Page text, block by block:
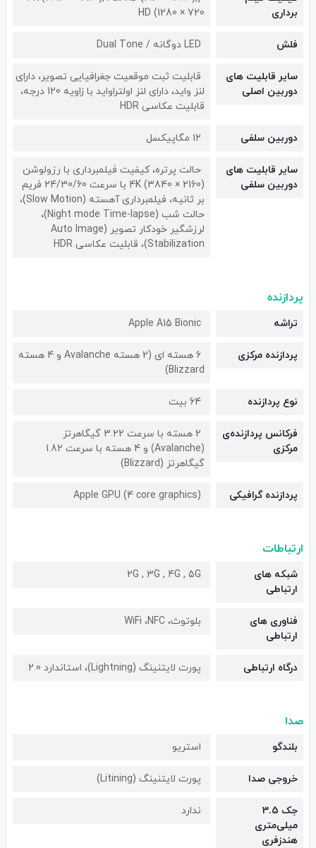
برداری
HD (1280 × 720
فلش LED دوگانه / Dual Tone
سایر قابلیت های
دوربین اصلی
قابلیت ثبت موقعیت جغرافیایی تصویر، دارای
لنز واید، دارای لنز اولتراواید با زاویه 120 درجه،
قابلیت عکاسی HDR
دوربین سلفی ۱۲ مگاپیکسل
سایر قابلیت های
دوربین سلفی
حالت پرتره، کیفیت فیلمبرداری با رزولوشن
(2160 × 3840) 4K با سرعت 24/30/60 فریم
بر ثانیه، فیلمبرداری آهسته (Slow Motion)،
حالت شب (Night mode Time-lapse)،
لرزشگیر خودکار تصویر (Auto Image
Stabilization)، قابلیت عکاسی HDR
پردازنده
تراشه Apple A15 Bionic
پردازنده مرکزی
6 هسته ای (2 هسته Avalanche و 4 هسته
Blizzard)
نوع پردازنده 64 بیت
فرکانس پردازنده‌ی
مرکزی
2 هسته با سرعت 3.22 گیگاهرتز
(Avalanche) و 4 هسته با سرعت 1.82
گیگاهرتز (Blizzard)
پردازنده گرافیکی Apple GPU (4 core graphics)
ارتباطات
شبکه های
ارتباطی
2G , 3G , 4G , 5G
فناوری های
ارتباطی
بلوتوث، WiFi ،NFC
درگاه ارتباطی پورت لایتنینگ (Lightning)، استاندارد 2.0
صدا
بلندگو استریو
خروجی صدا پورت لایتنینگ (Litining)
جک 3.5
میلی‌متری
هندزفری
ندارد